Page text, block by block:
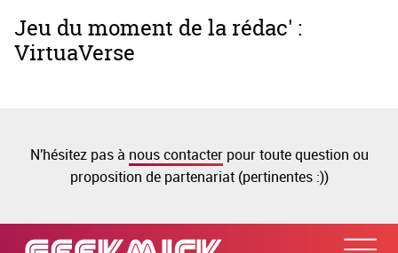
Jeu du moment de la rédac' :
VirtuaVerse
N'hésitez pas à nous contacterpour toute question ou
proposition de partenariat (pertinentes :))